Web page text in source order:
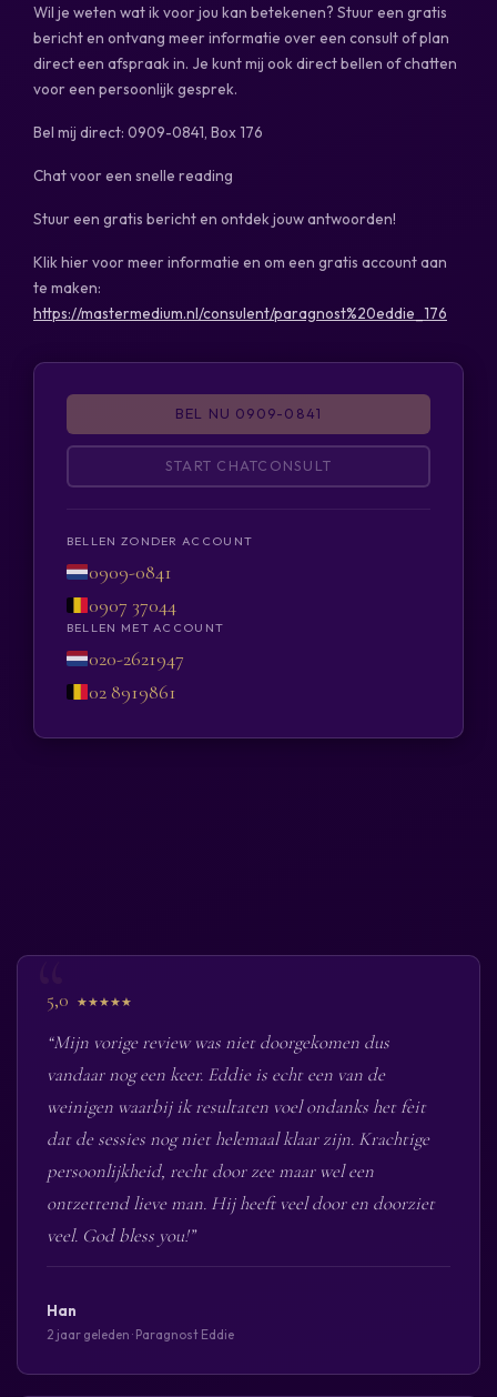
Wil je weten wat ik voor jou kan betekenen? Stuur een gratis
bericht en ontvang meer informatie over een consult of plan
direct een afspraak in. Je kunt mij ook direct bellen of chatten
voor een persoonlijk gesprek.
Bel mij direct: 0909-0841, Box 176
Chat voor een snelle reading
Stuur een gratis bericht en ontdek jouw antwoorden!
Klik hier voor meer informatie en om een gratis account aan
te maken:
https://mastermedium.nl/consulent/paragnost%20eddie_176
BEL NU 0909-0841
START CHATCONSULT
BELLEN ZONDER ACCOUNT
0909-0841
0907 37044
BELLEN MET ACCOUNT
020-2621947
02 8919861
5,0 ★★★★★
“Mijn vorige review was niet doorgekomen dus
vandaar nog een keer. Eddie is echt een van de
weinigen waarbij ik resultaten voel ondanks het feit
dat de sessies nog niet helemaal klaar zijn. Krachtige
persoonlijkheid, recht door zee maar wel een
ontzettend lieve man. Hij heeft veel door en doorziet
veel. God bless you!”
Han
2 jaar geleden · Paragnost Eddie